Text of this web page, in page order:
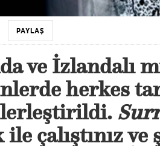
PAYLAŞ
ve İzlandalı
herkes
çalıştınız ve